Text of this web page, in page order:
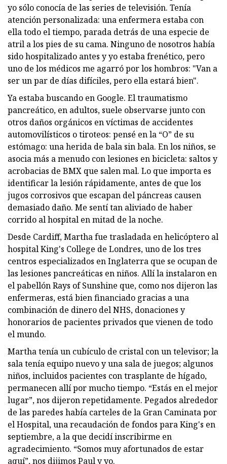
yo sólo conocía de las series de televisión. Tenía
atención personalizada: una enfermera estaba con
ella todo el tiempo, parada detrás de una especie de
atril a los pies de su cama. Ninguno de nosotros había
sido hospitalizado antes y yo estaba frenético, pero
uno de los médicos me agarró por los hombros: "Van a
ser un par de días difíciles, pero ella estará bien".
Ya estaba buscando en Google. El traumatismo
pancreático, en adultos, suele observarse junto con
otros daños orgánicos en víctimas de accidentes
automovilísticos o tiroteos: pensé en la “O” de su
estómago: una herida de bala sin bala. En los niños, se
asocia más a menudo con lesiones en bicicleta: saltos y
acrobacias de BMX que salen mal. Lo que importa es
identificar la lesión rápidamente, antes de que los
jugos corrosivos que escapan del páncreas causen
demasiado daño. Me sentí tan aliviado de haber
corrido al hospital en mitad de la noche.
Desde Cardiff, Martha fue trasladada en helicóptero al
hospital King's College de Londres, uno de los tres
centros especializados en Inglaterra que se ocupan de
las lesiones pancreáticas en niños. Allí la instalaron en
el pabellón Rays of Sunshine que, como nos dijeron las
enfermeras, está bien financiado gracias a una
combinación de dinero del NHS, donaciones y
honorarios de pacientes privados que vienen de todo
el mundo.
Martha tenía un cubículo de cristal con un televisor; la
sala tenía equipo nuevo y una sala de juegos; algunos
niños, incluidos pacientes con trasplante de hígado,
permanecen allí por mucho tiempo. “Estás en el mejor
lugar”, nos dijeron repetidamente. Pegados alrededor
de las paredes había carteles de la Gran Caminata por
el Hospital, una recaudación de fondos para King's en
septiembre, a la que decidí inscribirme en
agradecimiento. “Somos muy afortunados de estar
aquí”, nos dijimos Paul y yo.